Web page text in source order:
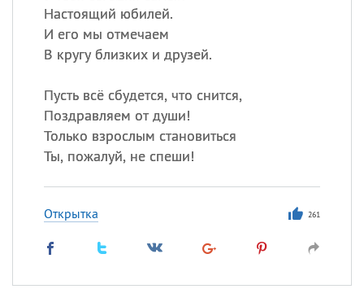
Настоящий юбилей.
И его мы отмечаем
В кругу близких и друзей.
Пусть всё сбудется, что снится,
Поздравляем от души!
Только взрослым становиться
Ты, пожалуй, не спеши!
Открытка 261